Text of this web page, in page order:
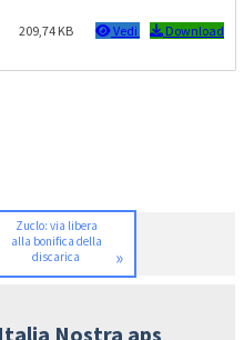
209,74 KB Vedi Download
Zuclo: via libera
alla bonifica della
discarica
»
Italia Nostra aps